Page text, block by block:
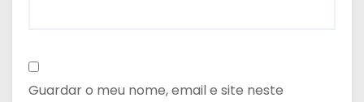
Guardar o meu nome, email e site neste